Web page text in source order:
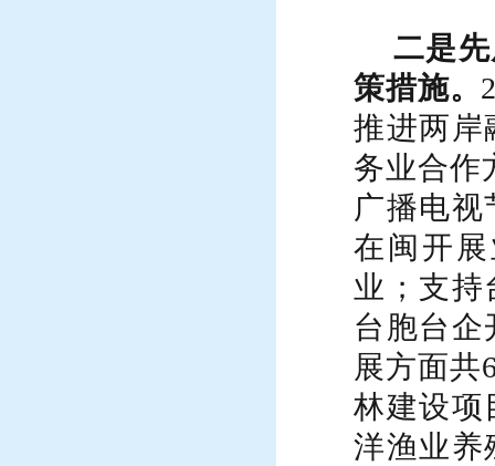
二是
策措施。
推进两岸
务业合作
广播电
在闽开
业；支持
台胞台
展方面共
林建设项
洋渔业养